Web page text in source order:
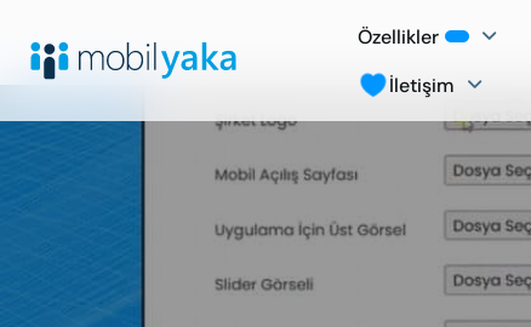
Özellikler
İletişim